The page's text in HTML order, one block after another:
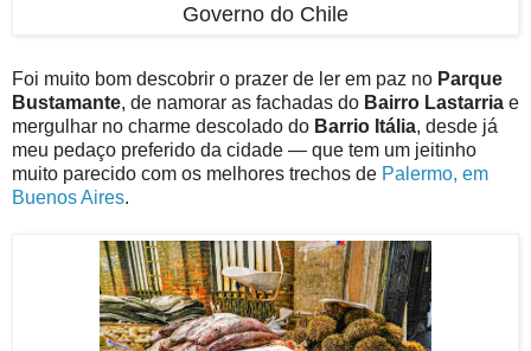
Governo do Chile
Foi muito bom descobrir o prazer de ler em paz no Parque
Bustamante, de namorar as fachadas do Bairro Lastarria e
mergulhar no charme descolado do Barrio Itália, desde já
meu pedaço preferido da cidade — que tem um jeitinho
muito parecido com os melhores trechos de Palermo, em
Buenos Aires.